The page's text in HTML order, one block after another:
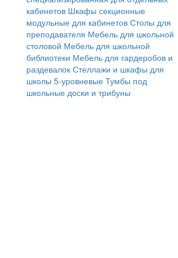
кабинетов Шкафы секционные
модульные для кабинетов Столы для
преподавателя Мебель для школьной
столовой Мебель для школьной
библиотеки Мебель для гардеробов и
раздевалок Стеллажи и шкафы для
школы 5-уровневые Тумбы под
школьные доски и трибуны